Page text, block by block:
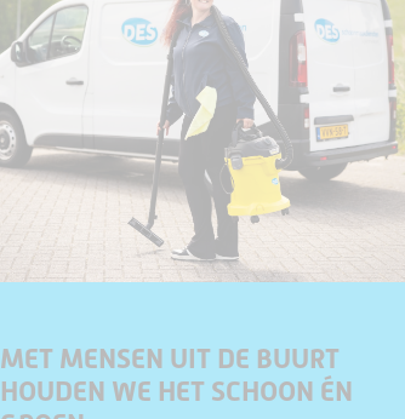
MET MENSEN UIT DE BUURT
HOUDEN WE HET SCHOON ÉN